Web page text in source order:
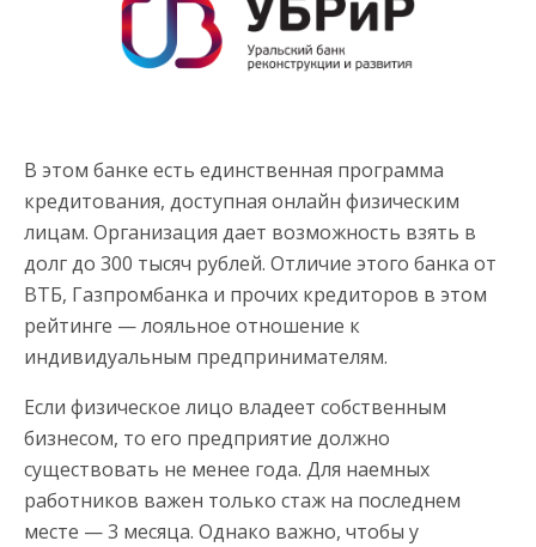
В этом банке есть единственная программа
кредитования, доступная онлайн физическим
лицам. Организация дает возможность взять в
долг до 300 тысяч рублей. Отличие этого банка от
ВТБ, Газпромбанка и прочих кредиторов в этом
рейтинге — лояльное отношение к
индивидуальным предпринимателям.
Если физическое лицо владеет собственным
бизнесом, то его предприятие должно
существовать не менее года. Для наемных
работников важен только стаж на последнем
месте — 3 месяца. Однако важно, чтобы у